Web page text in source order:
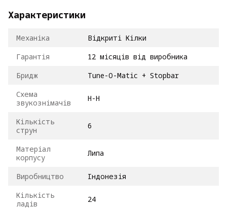
Характеристики
Механіка
Відкриті Кілки
Гарантія
12 місяців від виробника
Бридж
Tune-O-Matic + Stopbar
Схема
звукознімачів
H-H
Кількість
струн
6
Матеріал
корпусу
Липа
Виробництво
Індонезія
Кількість
ладів
24